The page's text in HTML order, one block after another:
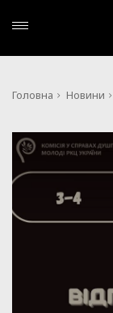
Головна Новини